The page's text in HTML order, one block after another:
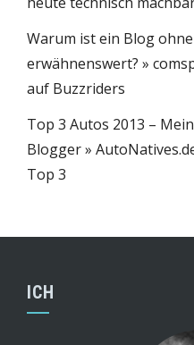
Warum ist ein Blog
erwähnenswert? »
auf Buzzriders
Top 3 Autos 2013 –
Blogger »
Top 3
ICH